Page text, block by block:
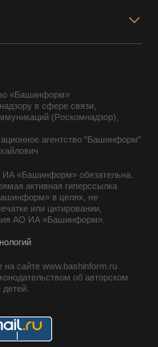
«Башинформ»
в сфере связи,
(Роскомнадзор),
агентство "Башинформ"
ИА «Башинформ» обязательна.
активная гиперссылка
в целях, не
или цитировании,
АО ИА «Башинформ».
сайте www.bashinform.ru
об авторском